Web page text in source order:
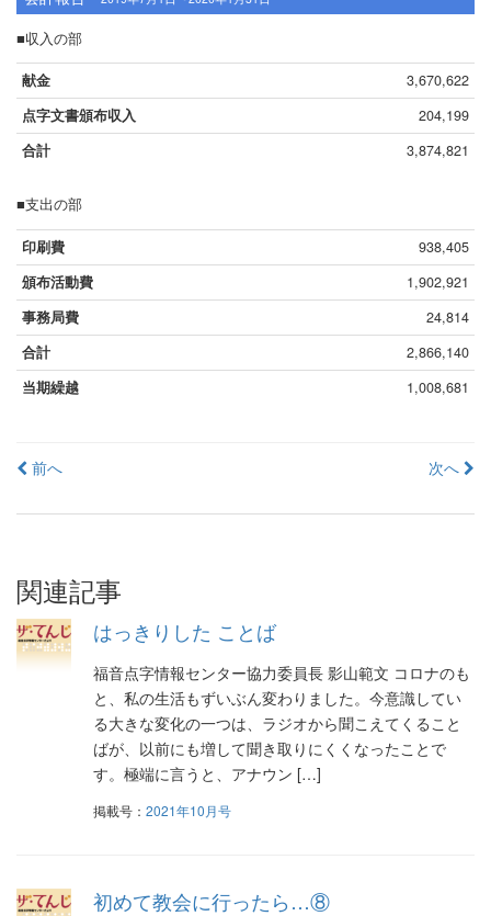
■収入の部
献金
3,670,622
点字文書頒布収入
204,199
合計
3,874,821
■支出の部
印刷費
938,405
頒布活動費
1,902,921
事務局費
24,814
合計
2,866,140
当期繰越
1,008,681
投
ビ
ゲ
ー
次へ
前へ
関連記事
はっきりした ことば
福音点字情報センター協力委員長 影山範文 コロナのも
と、私の生活もずいぶん変わりました。今意識してい
る大きな変化の一つは、ラジオから聞こえてくること
ばが、以前にも増して聞き取りにくくなったことで
す。極端に言うと、アナウン […]
掲載号： 2021年10月号
初めて教会に行ったら…⑧